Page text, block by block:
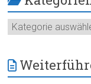
Kategorien